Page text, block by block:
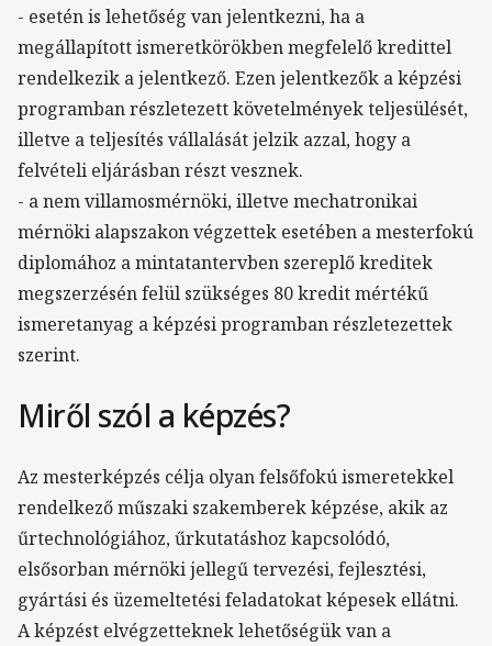
- esetén is lehetőség van jelentkezni, ha a
megállapított ismeretkörökben megfelelő kredittel
rendelkezik a jelentkező. Ezen jelentkezők a képzési
programban részletezett követelmények teljesülését,
illetve a teljesítés vállalását jelzik azzal, hogy a
felvételi eljárásban részt vesznek.
- a nem villamosmérnöki, illetve mechatronikai
mérnöki alapszakon végzettek esetében a mesterfokú
diplomához a mintatantervben szereplő kreditek
megszerzésén felül szükséges 80 kredit mértékű
ismeretanyag a képzési programban részletezettek
szerint.
Miről szól a képzés?
Az mesterképzés célja olyan felsőfokú ismeretekkel
rendelkező műszaki szakemberek képzése, akik az
űrtechnológiához, űrkutatáshoz kapcsolódó,
elsősorban mérnöki jellegű tervezési, fejlesztési,
gyártási és üzemeltetési feladatokat képesek ellátni.
A képzést elvégzetteknek lehetőségük van a